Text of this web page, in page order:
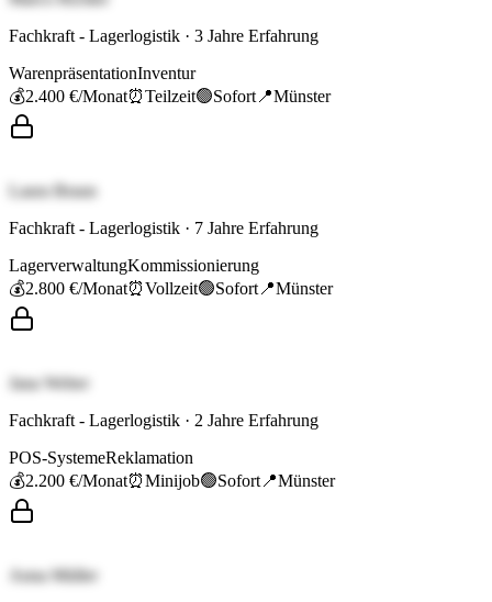
Fachkraft - Lagerlogistik · 3 Jahre Erfahrung
WarenpräsentationInventur
💰2.400 €/Monat⏰Teilzeit🟢Sofort 📍Münster
Laura Braun
Fachkraft - Lagerlogistik · 7 Jahre Erfahrung
LagerverwaltungKommissionierung
💰2.800 €/Monat⏰Vollzeit🟢Sofort 📍Münster
Jana Weber
Fachkraft - Lagerlogistik · 2 Jahre Erfahrung
POS-SystemeReklamation
💰2.200 €/Monat⏰Minijob🟢Sofort 📍Münster
Anna Müller